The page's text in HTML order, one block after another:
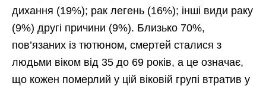
дихання (19%); рак легень (16%); інші види раку
(9%) другі причини (9%). Близько 70%,
пов’язаних із тютюном, смертей сталися з
людьми віком від 35 до 69 років, а це означає,
що кожен померлий у цій віковій групі втратив у